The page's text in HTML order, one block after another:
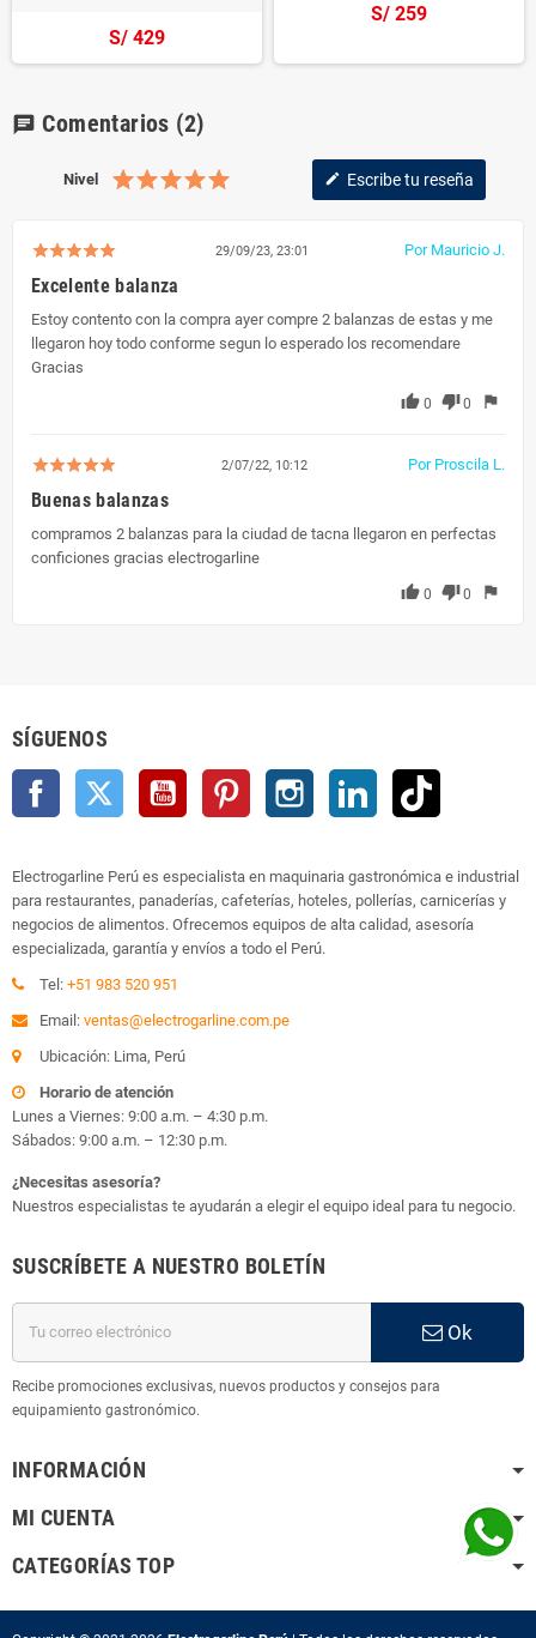
S/ 429
S/ 259
chat Comentarios (2)
Nivel edit Escribe tu reseña
29/09/23, 23:01 Por Mauricio J.
Excelente balanza
Estoy contento con la compra ayer compre 2 balanzas de estas y me
llegaron hoy todo conforme segun lo esperado los recomendare
Gracias
thumb_up 0 thumb_down0 flag
2/07/22, 10:12 Por Proscila L.
Buenas balanzas
compramos 2 balanzas para la ciudad de tacna llegaron en perfectas
conficiones gracias electrogarline
thumb_up 0 thumb_down0 flag
SÍGUENOS
Facebook Twitter YouTube Pinterest Instagram LinkedIn
Electrogarline Perú es especialista en maquinaria gastronómica e industrial
para restaurantes, panaderías, cafeterías, hoteles, pollerías, carnicerías y
negocios de alimentos. Ofrecemos equipos de alta calidad, asesoría
especializada, garantía y envíos a todo el Perú.
Tel: +51 983 520 951
Email: ventas@electrogarline.com.pe
Ubicación: Lima, Perú
Horario de atención
Lunes a Viernes: 9:00 a.m. – 4:30 p.m.
Sábados: 9:00 a.m. – 12:30 p.m.
¿Necesitas asesoría?
Nuestros especialistas te ayudarán a elegir el equipo ideal para tu negocio.
SUSCRÍBETE A NUESTRO BOLETÍN
Ok
Recibe promociones exclusivas, nuevos productos y consejos para
equipamiento gastronómico.
INFORMACIÓN
MI CUENTA
CATEGORÍAS TOP